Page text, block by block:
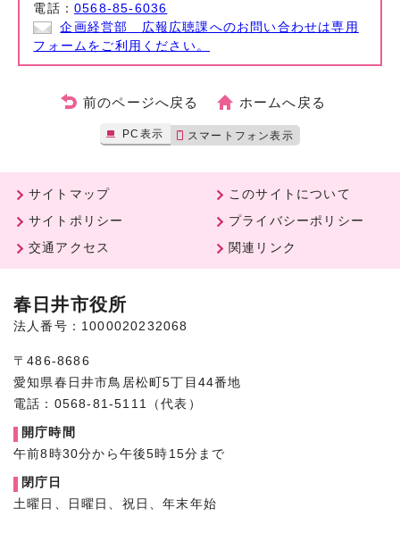
電話：0568-85-6036
企画経営部 広報広聴課へのお問い合わせは専用
フォームをご利用ください。
前のページへ戻る ホームへ戻る
PC表示 スマートフォン表示
サイトマップ
このサイトについて
サイトポリシー
プライバシーポリシー
交通アクセス
関連リンク
春日井市役所
法人番号：1000020232068
〒486-8686
愛知県春日井市鳥居松町5丁目44番地
電話：0568-81-5111（代表）
開庁時間
午前8時30分から午後5時15分まで
閉庁日
土曜日、日曜日、祝日、年末年始